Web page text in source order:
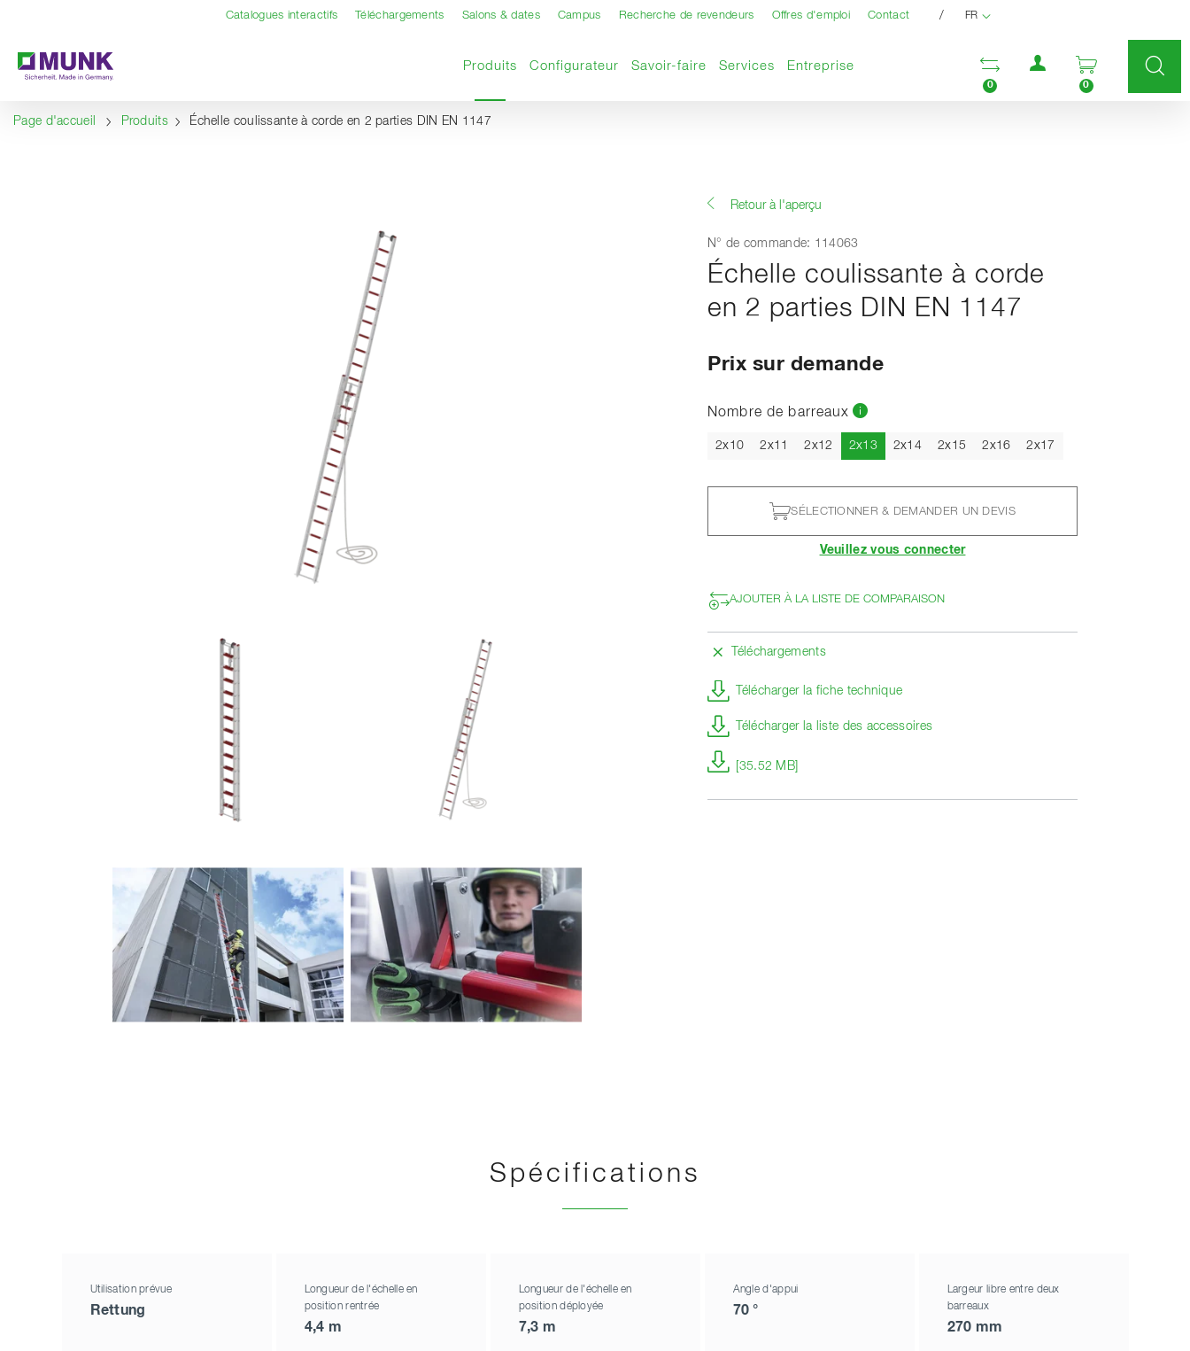
Catalogues interactifs Téléchargements Salons & dates Campus Recherche de revendeurs Offres d'emploi Contact / FR
ProduitsPage actuelle
Configurateur Savoir-faire Services Entreprise Ouvrir la liste
0
Menu utilisateur
Ouvrir le
0
Page d'accueil Produits Échelle coulissante à corde en 2 parties DIN EN 1147
Retour à l'aperçu
N° de commande: 114063
Échelle coulissante à corde
en 2 parties DIN EN 1147
Prix sur demande
Nombre de barreaux
2x10 2x11 2x12 2x13Actuel
2x14 2x15 2x16 2x17
SÉLECTIONNER & DEMANDER UN DEVIS
Veuillez vous connecter
AJOUTER À LA LISTE DE COMPARAISON
Téléchargements
Télécharger la fiche technique
Télécharger la liste des accessoires
[35.52 MB]
Spécifications
Utilisation prévue
Rettung
Longueur de l'échelle en
position rentrée
4,4 m
Longueur de l'échelle en
position déployée
7,3 m
Angle d'appui
70 °
Largeur libre entre deux
barreaux
270 mm